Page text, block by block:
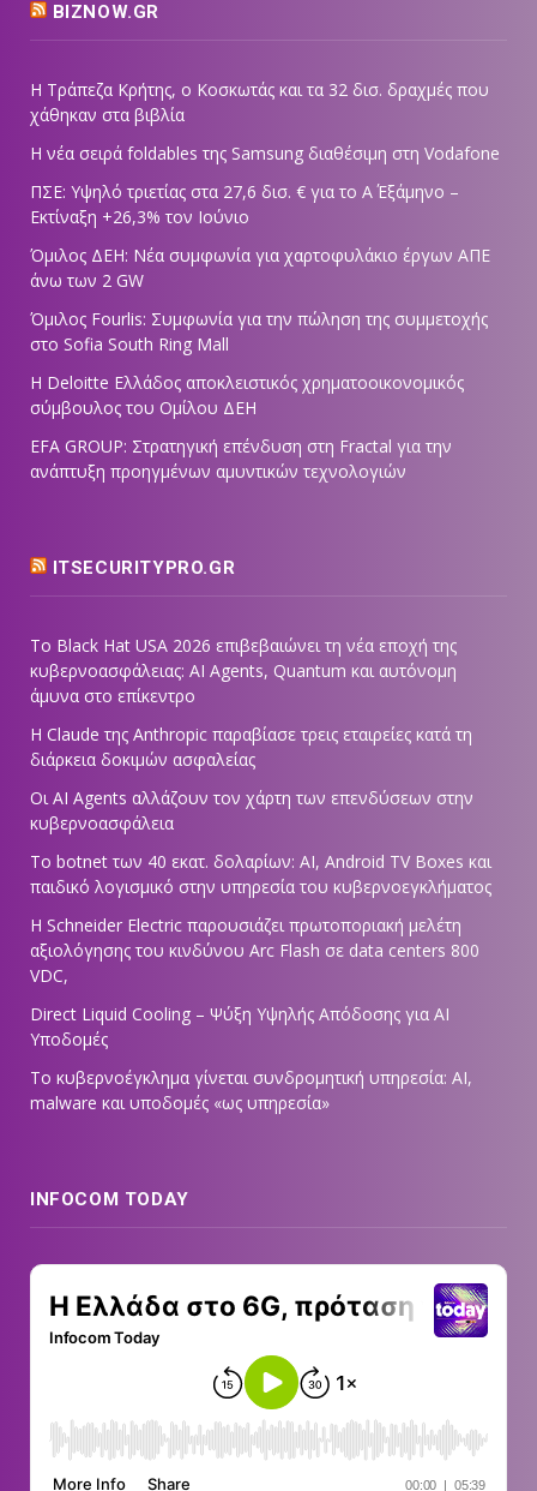
BIZNOW.GR
Η Τράπεζα Κρήτης, ο Κοσκωτάς και τα 32 δισ. δραχμές που
χάθηκαν στα βιβλία
Η νέα σειρά foldables της Samsung διαθέσιμη στη Vodafone
ΠΣΕ: Υψηλό τριετίας στα 27,6 δισ. € για το Α΄ Εξάμηνο –
Εκτίναξη +26,3% τον Ιούνιο
Όμιλος ΔΕΗ: Νέα συμφωνία για χαρτοφυλάκιο έργων ΑΠΕ
άνω των 2 GW
Όμιλος Fourlis: Συμφωνία για την πώληση της συμμετοχής
στο Sofia South Ring Mall
Η Deloitte Ελλάδος αποκλειστικός χρηματοοικονομικός
σύμβουλος του Ομίλου ΔΕΗ
EFA GROUP: Στρατηγική επένδυση στη Fractal για την
ανάπτυξη προηγμένων αμυντικών τεχνολογιών
ITSECURITYPRO.GR
Το Black Hat USA 2026 επιβεβαιώνει τη νέα εποχή της
κυβερνοασφάλειας: AI Agents, Quantum και αυτόνομη
άμυνα στο επίκεντρο
Η Claude της Anthropic παραβίασε τρεις εταιρείες κατά τη
διάρκεια δοκιμών ασφαλείας
Οι AI Agents αλλάζουν τον χάρτη των επενδύσεων στην
κυβερνοασφάλεια
Το botnet των 40 εκατ. δολαρίων: AI, Android TV Boxes και
παιδικό λογισμικό στην υπηρεσία του κυβερνοεγκλήματος
Η Schneider Electric παρουσιάζει πρωτοποριακή μελέτη
αξιολόγησης του κινδύνου Arc Flash σε data centers 800
VDC,
Direct Liquid Cooling – Ψύξη Υψηλής Απόδοσης για AI
Υποδομές
Το κυβερνοέγκλημα γίνεται συνδρομητική υπηρεσία: AI,
malware και υποδομές «ως υπηρεσία»
INFOCOM TODAY